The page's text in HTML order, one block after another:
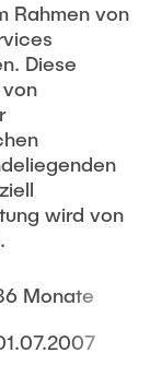
Rahmen von
Diese
wird von
Monate